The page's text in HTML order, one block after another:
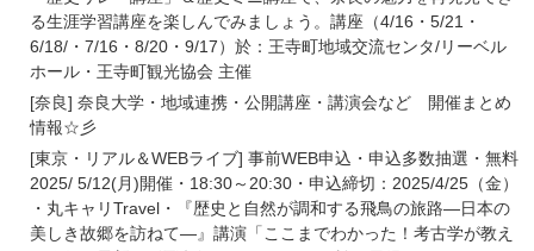
る生涯学習講座を楽しんでみましょう。講座（4/16・5/21・
6/18/・7/16・8/20・9/17）於：王寺町地域交流センタ/リーベル
ホール・王寺町観光協会 主催
[奈良] 奈良大学・地域連携・公開講座・講演会など 開催まとめ
情報☆彡
[東京・リアル＆WEBライブ] 事前WEB申込・申込多数抽選・無料
2025/ 5/12(月)開催・18:30～20:30・申込締切：2025/4/25（金）
・丸キャリTravel・『歴史と自然が調和する飛鳥の旅路―日本の
美しき故郷を訪ねて―』講演「ここまでわかった！考古学が教え